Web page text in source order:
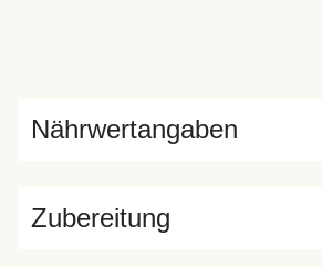
Nährwertangaben
Zubereitung